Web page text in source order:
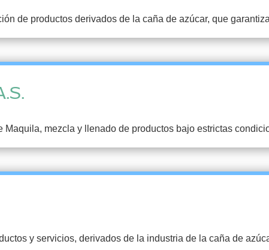
de productos derivados de la caña de azúcar, que
mezcla y llenado de productos bajo estrictas
y servicios, derivados de la industria de la caña de